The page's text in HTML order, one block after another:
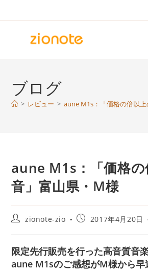
ン
ツ
ブログ
> レビュー > aune M1s：「価格の倍以
aune M1s：「価格の
音」富山県・M様
投
zionote-zio
投
開
日:
2017年4月20日
限定先行販売を行った高音質音
aune M1sのご感想がM様から早